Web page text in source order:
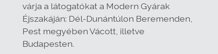
várja a látogatókat a Modern Gyárak
Éjszakáján: Dél-Dunántúlon Beremenden,
Pest megyében Vácott, illetve
Budapesten.